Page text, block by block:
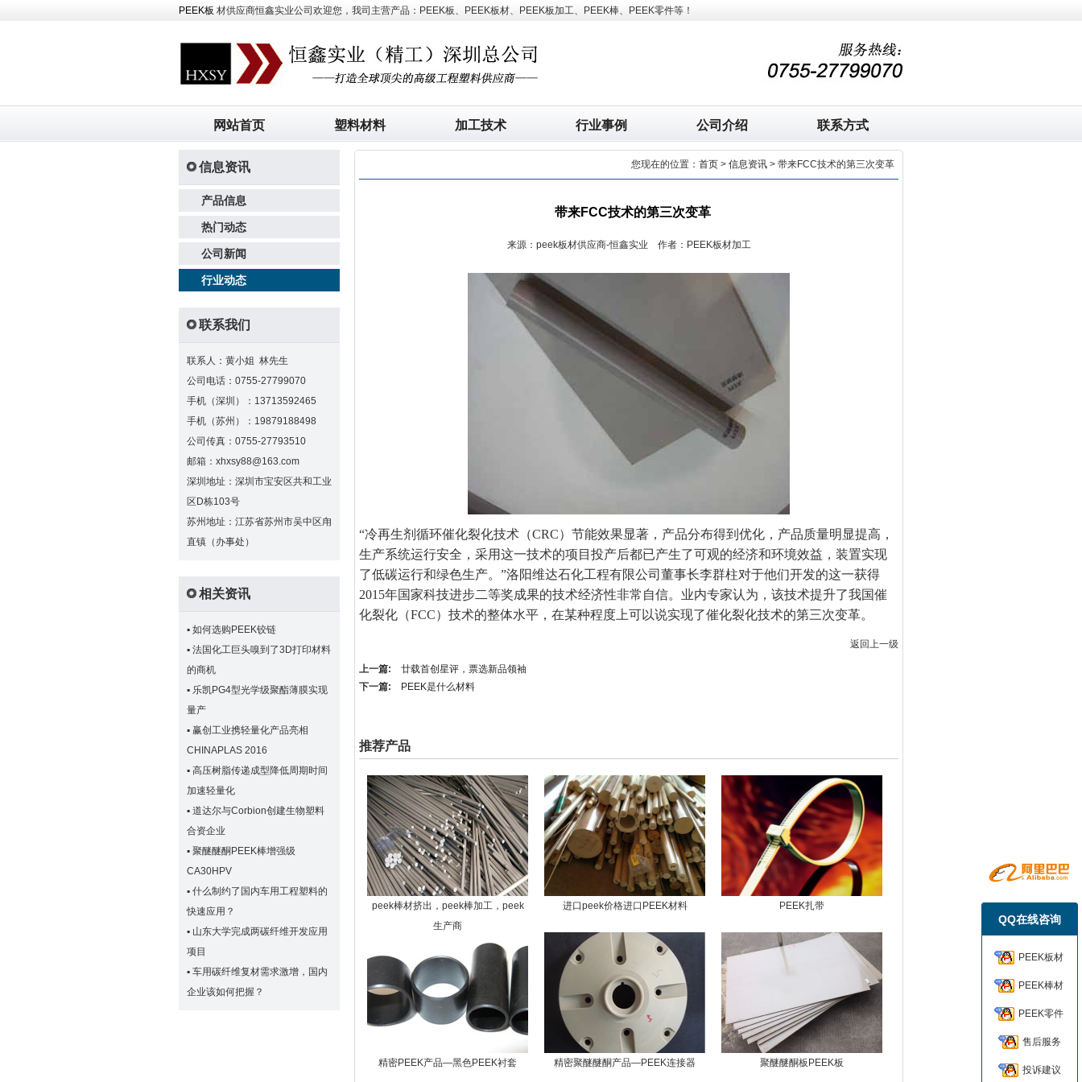
PEEK板 材供应商恒鑫实业公司欢迎您，我司主营产品：PEEK板、PEEK板材、PEEK板加工、PEEK棒、PEEK零件等！
网站首页 塑料材料 加工技术 行业事例 公司介绍 联系方式
信息资讯
产品信息
热门动态
公司新闻
行业动态
联系我们
联系人：黄小姐 林先生
公司电话：0755-27799070
手机（深圳）：13713592465
手机（苏州）：19879188498
公司传真：0755-27793510
邮箱：xhxsy88@163.com
深圳地址：深圳市宝安区共和工业
区D栋103号
苏州地址：江苏省苏州市吴中区甪
直镇（办事处）
相关资讯
▪ 如何选购PEEK铰链
▪ 法国化工巨头嗅到了3D打印材料
的商机
▪ 乐凯PG4型光学级聚酯薄膜实现
量产
▪ 赢创工业携轻量化产品亮相
CHINAPLAS 2016
▪ 高压树脂传递成型降低周期时间
加速轻量化
▪ 道达尔与Corbion创建生物塑料
合资企业
▪ 聚醚醚酮PEEK棒增强级
CA30HPV
▪ 什么制约了国内车用工程塑料的
快速应用？
▪ 山东大学完成两碳纤维开发应用
项目
▪ 车用碳纤维复材需求激增，国内
企业该如何把握？
您现在的位置： 首页 > 信息资讯 > 带来FCC技术的第三次变革
带来FCC技术的第三次变革
来源：peek板材供应商-恒鑫实业 作者：PEEK板材加工
“冷再生剂循环催化裂化技术（CRC）节能效果显著，产品分布得到优化，产品质量明显提高，
生产系统运行安全，采用这一技术的项目投产后都已产生了可观的经济和环境效益，装置实现
了低碳运行和绿色生产。 ”洛阳维达石化工程有限公司董事长李群柱对于他们开发的这一获得
2015年国家科技进步二等奖成果的技术经济性非常自信。业内专家认为，该技术提升了我国催
化裂化（FCC）技术的整体水平，在某种程度上可以说实现了催化裂化技术的第三次变革。
返回上一级
上一篇: 廿载首创星评，票选新品领袖
下一篇:
PEEK是什么材料
推荐产品
peek棒材挤出，peek棒加工，peek
生产商
进口peek价格进口PEEK材料 PEEK扎带
精密PEEK产品—黑色PEEK衬套 精密聚醚醚酮产品—PEEK连接器 聚醚醚酮板PEEK板
QQ在线咨询
PEEK板材
PEEK棒材
PEEK零件
售后服务
投诉建议